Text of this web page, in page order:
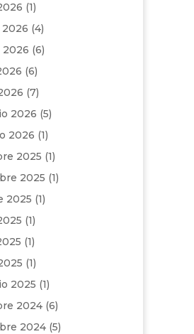
(1)
(4)
2026 (6)
(6)
(7)
2026 (5)
2026 (1)
2025 (1)
2025 (1)
2025 (1)
(1)
(1)
(1)
2025 (1)
2024(6)
2024(5)